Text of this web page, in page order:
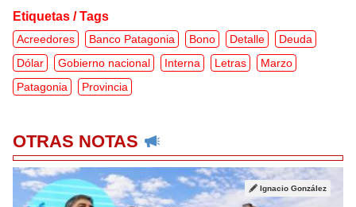
Etiquetas / Tags
Acreedores Banco Patagonia Bono Detalle
Deuda
Dólar
Gobierno nacional Interna Letras
Marzo
Patagonia
Provincia
OTRAS NOTAS
Ignacio González